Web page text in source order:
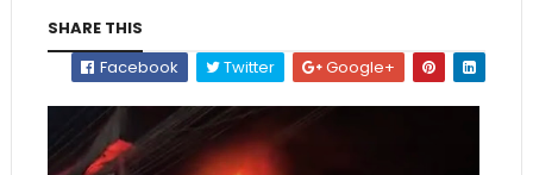
SHARE THIS
Facebook
Twitter Google+